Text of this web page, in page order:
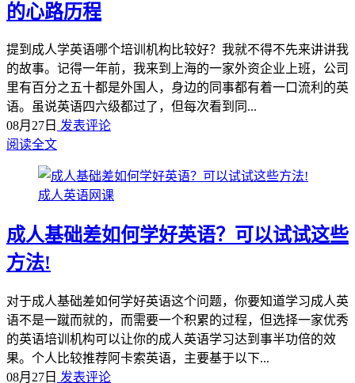
的心路历程
提到成人学英语哪个培训机构比较好？我就不得不先来讲讲我
的故事。记得一年前，我来到上海的一家外资企业上班，公司
里有百分之五十都是外国人，身边的同事都有着一口流利的英
语。虽说英语四六级都过了，但每次看到同...
08月27日 发表评论
阅读全文
成人英语网课
成人基础差如何学好英语？可以试试这些
方法!
对于成人基础差如何学好英语这个问题，你要知道学习成人英
语不是一蹴而就的，而需要一个积累的过程，但选择一家优秀
的英语培训机构可以让你的成人英语学习达到事半功倍的效
果。个人比较推荐阿卡索英语，主要基于以下...
08月27日 发表评论